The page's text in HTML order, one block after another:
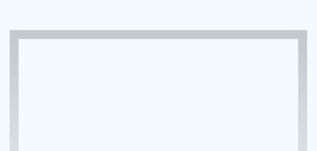
좀 더 알아보기